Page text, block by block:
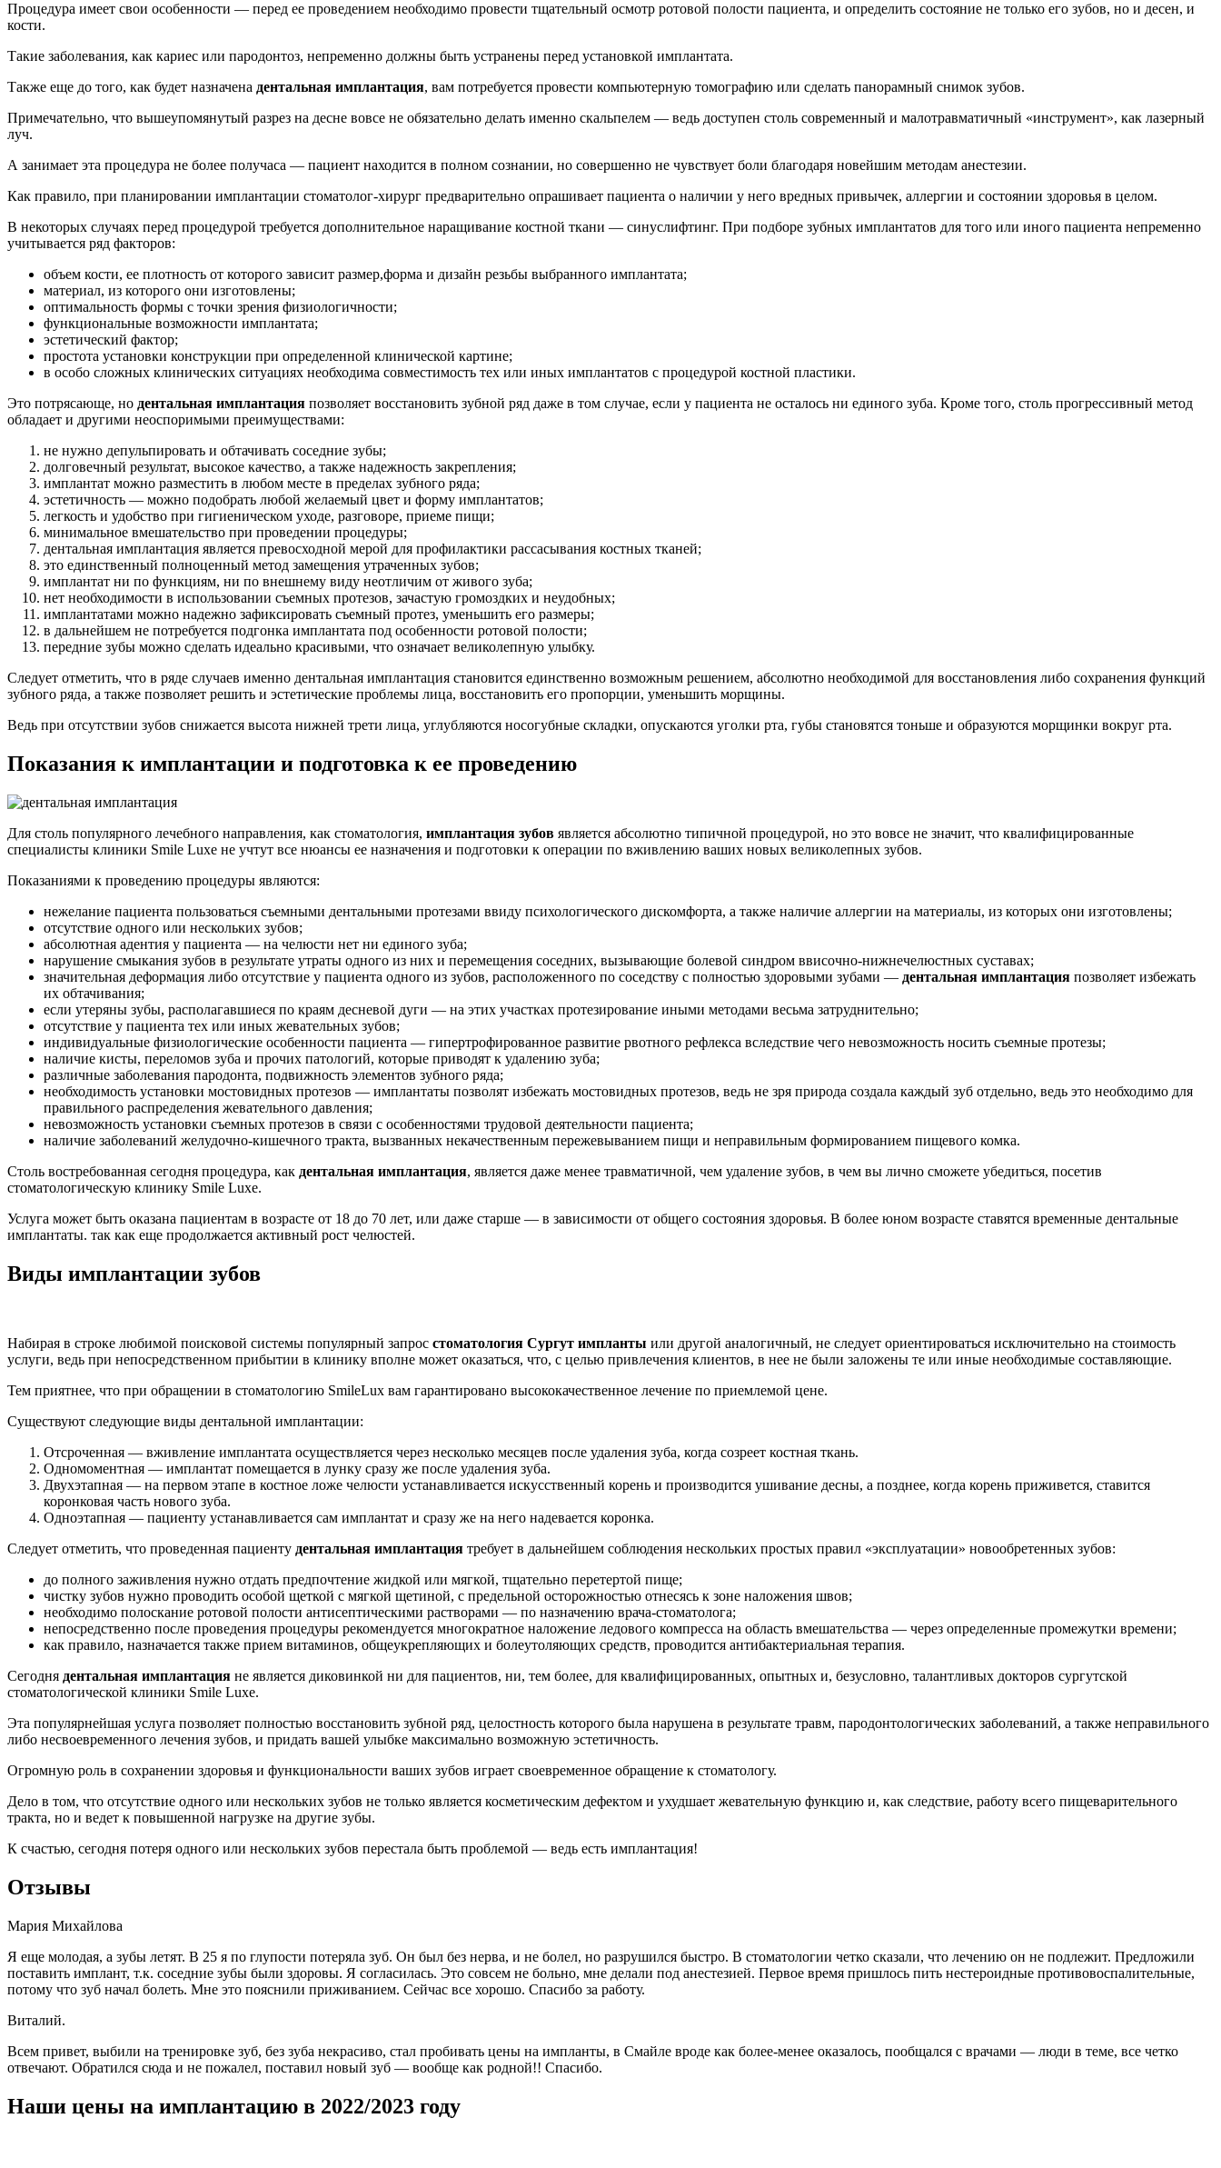
Процедура имеет свои особенности — перед ее проведением необходимо провести тщательный осмотр ротовой полости пациента, и определить состояние не только его зубов, но и десен, и
кости.
Такие заболевания, как кариес или пародонтоз, непременно должны быть устранены перед установкой имплантата.
Также еще до того, как будет назначена дентальная имплантация, вам потребуется провести компьютерную томографию или сделать панорамный снимок зубов.
Примечательно, что вышеупомянутый разрез на десне вовсе не обязательно делать именно скальпелем — ведь доступен столь современный и малотравматичный «инструмент», как лазерный
луч.
А занимает эта процедура не более получаса — пациент находится в полном сознании, но совершенно не чувствует боли благодаря новейшим методам анестезии.
Как правило, при планировании имплантации стоматолог-хирург предварительно опрашивает пациента о наличии у него вредных привычек, аллергии и состоянии здоровья в целом.
В некоторых случаях перед процедурой требуется дополнительное наращивание костной ткани — синуслифтинг. При подборе зубных имплантатов для того или иного пациента непременно
учитывается ряд факторов:
объем кости, ее плотность от которого зависит размер,форма и дизайн резьбы выбранного имплантата;
материал, из которого они изготовлены;
оптимальность формы с точки зрения физиологичности;
функциональные возможности имплантата;
эстетический фактор;
простота установки конструкции при определенной клинической картине;
в особо сложных клинических ситуациях необходима совместимость тех или иных имплантатов с процедурой костной пластики.
Это потрясающе, но дентальная имплантация позволяет восстановить зубной ряд даже в том случае, если у пациента не осталось ни единого зуба. Кроме того, столь прогрессивный метод
обладает и другими неоспоримыми преимуществами:
не нужно депульпировать и обтачивать соседние зубы;
долговечный результат, высокое качество, а также надежность закрепления;
имплантат можно разместить в любом месте в пределах зубного ряда;
эстетичность — можно подобрать любой желаемый цвет и форму имплантатов;
легкость и удобство при гигиеническом уходе, разговоре, приеме пищи;
минимальное вмешательство при проведении процедуры;
дентальная имплантация является превосходной мерой для профилактики рассасывания костных тканей;
это единственный полноценный метод замещения утраченных зубов;
имплантат ни по функциям, ни по внешнему виду неотличим от живого зуба;
нет необходимости в использовании съемных протезов, зачастую громоздких и неудобных;
имплантатами можно надежно зафиксировать съемный протез, уменьшить его размеры;
в дальнейшем не потребуется подгонка имплантата под особенности ротовой полости;
передние зубы можно сделать идеально красивыми, что означает великолепную улыбку.
Следует отметить, что в ряде случаев именно дентальная имплантация становится единственно возможным решением, абсолютно необходимой для восстановления либо сохранения функций
зубного ряда, а также позволяет решить и эстетические проблемы лица, восстановить его пропорции, уменьшить морщины.
Ведь при отсутствии зубов снижается высота нижней трети лица, углубляются носогубные складки, опускаются уголки рта, губы становятся тоньше и образуются морщинки вокруг рта.
Показания к имплантации и подготовка к ее проведению
Для столь популярного лечебного направления, как стоматология, имплантация зубов является абсолютно типичной процедурой, но это вовсе не значит, что квалифицированные
специалисты клиники Smile Luxе не учтут все нюансы ее назначения и подготовки к операции по вживлению ваших новых великолепных зубов.
Показаниями к проведению процедуры являются:
нежелание пациента пользоваться съемными дентальными протезами ввиду психологического дискомфорта, а также наличие аллергии на материалы, из которых они изготовлены;
отсутствие одного или нескольких зубов;
абсолютная адентия у пациента — на челюсти нет ни единого зуба;
нарушение смыкания зубов в результате утраты одного из них и перемещения соседних, вызывающие болевой синдром ввисочно-нижнечелюстных суставах;
значительная деформация либо отсутствие у пациента одного из зубов, расположенного по соседству с полностью здоровыми зубами — дентальная имплантация позволяет избежать
их обтачивания;
если утеряны зубы, располагавшиеся по краям десневой дуги — на этих участках протезирование иными методами весьма затруднительно;
отсутствие у пациента тех или иных жевательных зубов;
индивидуальные физиологические особенности пациента — гипертрофированное развитие рвотного рефлекса вследствие чего невозможность носить съемные протезы;
наличие кисты, переломов зуба и прочих патологий, которые приводят к удалению зуба;
различные заболевания пародонта, подвижность элементов зубного ряда;
необходимость установки мостовидных протезов — имплантаты позволят избежать мостовидных протезов, ведь не зря природа создала каждый зуб отдельно, ведь это необходимо для
правильного распределения жевательного давления;
невозможность установки съемных протезов в связи с особенностями трудовой деятельности пациента;
наличие заболеваний желудочно-кишечного тракта, вызванных некачественным пережевыванием пищи и неправильным формированием пищевого комка.
Столь востребованная сегодня процедура, как дентальная имплантация, является даже менее травматичной, чем удаление зубов, в чем вы лично сможете убедиться, посетив
стоматологическую клинику Smile Luxe.
Услуга может быть оказана пациентам в возрасте от 18 до 70 лет, или даже старше — в зависимости от общего состояния здоровья. В более юном возрасте ставятся временные дентальные
имплантаты. так как еще продолжается активный рост челюстей.
Виды имплантации зубов
Набирая в строке любимой поисковой системы популярный запрос стоматология Сургут импланты или другой аналогичный, не следует ориентироваться исключительно на стоимость
услуги, ведь при непосредственном прибытии в клинику вполне может оказаться, что, с целью привлечения клиентов, в нее не были заложены те или иные необходимые составляющие.
Тем приятнее, что при обращении в стоматологию SmileLux вам гарантировано высококачественное лечение по приемлемой цене.
Существуют следующие виды дентальной имплантации:
Отсроченная — вживление имплантата осуществляется через несколько месяцев после удаления зуба, когда созреет костная ткань.
Одномоментная — имплантат помещается в лунку сразу же после удаления зуба.
Двухэтапная — на первом этапе в костное ложе челюсти устанавливается искусственный корень и производится ушивание десны, а позднее, когда корень приживется, ставится
коронковая часть нового зуба.
Одноэтапная — пациенту устанавливается сам имплантат и сразу же на него надевается коронка.
Следует отметить, что проведенная пациенту дентальная имплантация требует в дальнейшем соблюдения нескольких простых правил «эксплуатации» новообретенных зубов:
до полного заживления нужно отдать предпочтение жидкой или мягкой, тщательно перетертой пище;
чистку зубов нужно проводить особой щеткой с мягкой щетиной, с предельной осторожностью отнесясь к зоне наложения швов;
необходимо полоскание ротовой полости антисептическими растворами — по назначению врача-стоматолога;
непосредственно после проведения процедуры рекомендуется многократное наложение ледового компресса на область вмешательства — через определенные промежутки времени;
как правило, назначается также прием витаминов, общеукрепляющих и болеутоляющих средств, проводится антибактериальная терапия.
Сегодня дентальная имплантация не является диковинкой ни для пациентов, ни, тем более, для квалифицированных, опытных и, безусловно, талантливых докторов сургутской
стоматологической клиники Smile Luxe.
Эта популярнейшая услуга позволяет полностью восстановить зубной ряд, целостность которого была нарушена в результате травм, пародонтологических заболеваний, а также неправильного
либо несвоевременного лечения зубов, и придать вашей улыбке максимально возможную эстетичность.
Огромную роль в сохранении здоровья и функциональности ваших зубов играет своевременное обращение к стоматологу.
Дело в том, что отсутствие одного или нескольких зубов не только является косметическим дефектом и ухудшает жевательную функцию и, как следствие, работу всего пищеварительного
тракта, но и ведет к повышенной нагрузке на другие зубы.
К счастью, сегодня потеря одного или нескольких зубов перестала быть проблемой — ведь есть имплантация!
Отзывы
Мария Михайлова
Я еще молодая, а зубы летят. В 25 я по глупости потеряла зуб. Он был без нерва, и не болел, но разрушился быстро. В стоматологии четко сказали, что лечению он не подлежит. Предложили
поставить имплант, т.к. соседние зубы были здоровы. Я согласилась. Это совсем не больно, мне делали под анестезией. Первое время пришлось пить нестероидные противовоспалительные,
потому что зуб начал болеть. Мне это пояснили приживанием. Сейчас все хорошо. Спасибо за работу.
Виталий.
Всем привет, выбили на тренировке зуб, без зуба некрасиво, стал пробивать цены на импланты, в Смайле вроде как более-менее оказалось, пообщался с врачами — люди в теме, все четко
отвечают. Обратился сюда и не пожалел, поставил новый зуб — вообще как родной!! Спасибо.
Наши цены на имплантацию в 2022/2023 году